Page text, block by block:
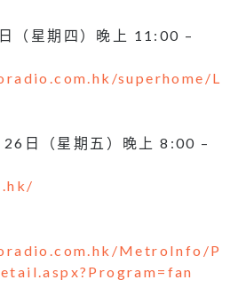
（星期四）晚上 11:00 –
superhome/L
日（星期五）晚上 8:00 –
MetroInfo/P